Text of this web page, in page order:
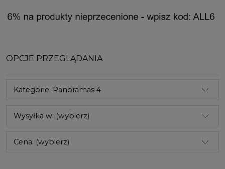
OPCJE PRZEGLĄDANIA
Kategorie: Panoramas 4
Wysyłka w: (wybierz)
Cena: (wybierz)